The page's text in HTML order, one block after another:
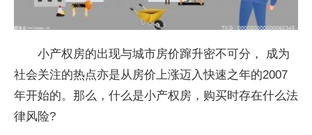
小产权房的出现与城市房价蹿升密不可分， 成为
社会关注的热点亦是从房价上涨迈入快速之年的2007
年开始的。那么，什么是小产权房，购买时存在什么法
律风险?